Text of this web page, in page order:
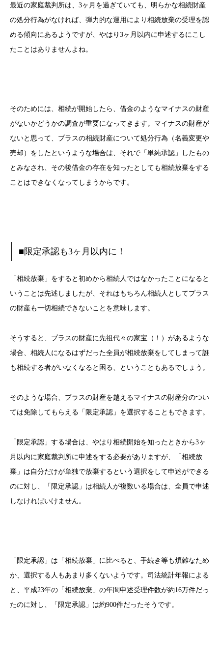
最近の家庭裁判所は、3ヶ月を過ぎていても、明らかな相続財産
の処分行為がなければ、弾力的な運用により相続放棄の受理を認
める傾向にあるようですが、やはり3ヶ月以内に申述するにこし
たことはありませんよね。
そのためには、相続が開始したら、借金のようなマイナスの財産
がないかどうかの調査が重要になってきます。マイナスの財産が
ないと思って、プラスの相続財産について処分行為（名義変更や
売却）をしたというような場合は、それで「単純承認」したもの
とみなされ、その後借金の存在を知ったとしても相続放棄をする
ことはできなくなってしまうからです。
■限定承認も3ヶ月以内に！
「相続放棄」をすると初めから相続人ではなかったことになると
いうことは先述しましたが、それはもちろん相続人としてプラス
の財産も一切相続できないことを意味します。
そうすると、プラスの財産に先祖代々の家宝（！）があるような
場合、相続人になるはずだった全員が相続放棄をしてしまって誰
も相続する者がいなくなると困る、ということもあるでしょう。
そのような場合、プラスの財産を越えるマイナスの財産分のつい
ては免除してもらえる「限定承認」を選択することもできます。
「限定承認」する場合は、やはり相続開始を知ったときから3ヶ
月以内に家庭裁判所に申述をする必要がありますが、「相続放
棄」は自分だけが単独で放棄するという選択をして申述ができる
のに対し、「限定承認」は相続人が複数いる場合は、全員で申述
しなければいけません。
「限定承認」は「相続放棄」に比べると、手続き等も煩雑なため
か、選択する人もあまり多くないようです。司法統計年報による
と、平成23年の「相続放棄」の年間申述受理件数が約16万件だっ
たのに対し、「限定承認」は約900件だったそうです。